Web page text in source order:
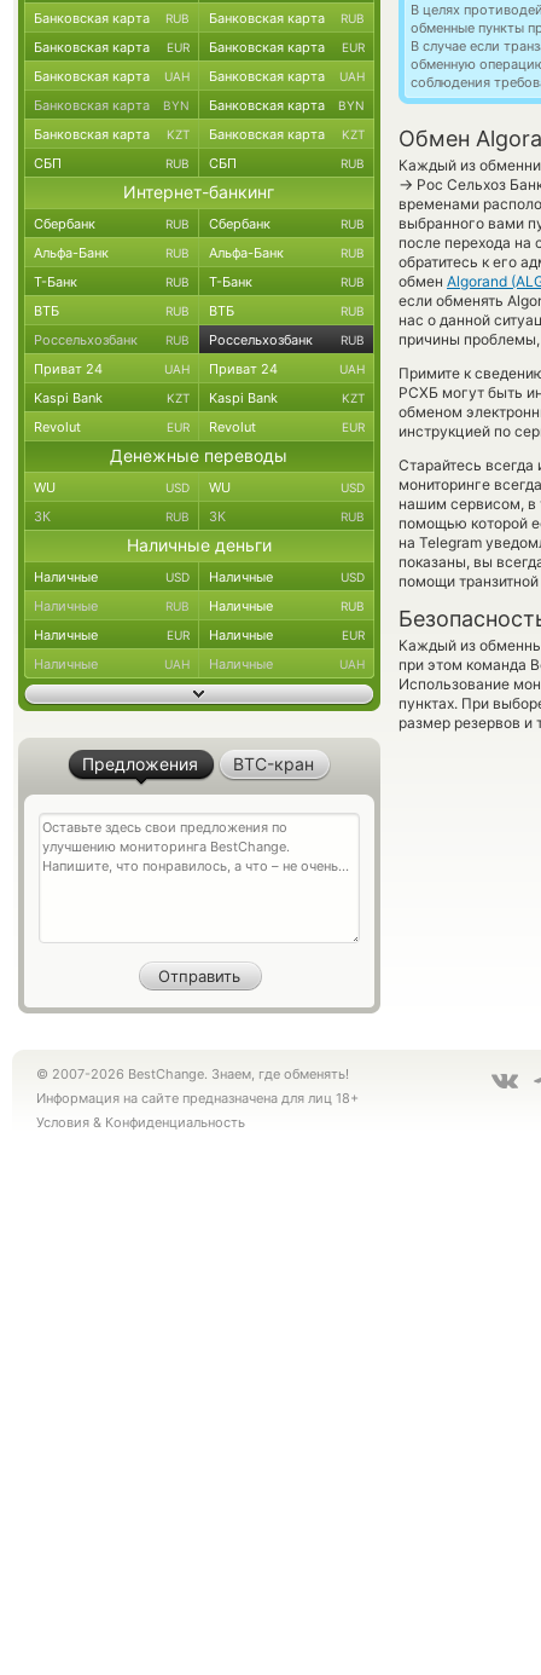
В целях
обменные пункты
В случае если
обменную
соблюдения
Обмен
Каждый из
→ Рос Сельхоз
временами
выбранного вами
после перехода
обратитесь к его
обмен Algorand
если обменять
нас о данной
причины
Примите к
РСХБ могут быть
обменом
инструкцией по
Старайтесь всегда
мониторинге
нашим сервисом, в
помощью которой
на Telegram
показаны, вы
помощи
Каждый из
при этом команда
Использование
пунктах. При
размер резервов и
Банковская карта RUB Банковская карта RUB
Банковская карта EUR Банковская карта EUR
Банковская карта UAH Банковская карта UAH
Банковская карта BYN Банковская карта BYN
Банковская карта KZT Банковская карта KZT
СБП RUB СБП RUB
Интернет-банкинг
Сбербанк RUB Сбербанк RUB
Альфа-Банк RUB Альфа-Банк RUB
Т-Банк RUB Т-Банк RUB
ВТБ RUB ВТБ RUB
Россельхозбанк RUB Россельхозбанк RUB
Приват 24 UAH Приват 24 UAH
Kaspi Bank KZT Kaspi Bank KZT
Revolut EUR Revolut EUR
Денежные переводы
WU USD WU USD
ЗК RUB ЗК RUB
Наличные деньги
Наличные USD Наличные USD
Наличные RUB Наличные RUB
Наличные EUR Наличные EUR
Наличные UAH Наличные UAH
Предложения BTC-кран
© 2007-2026 BestChange. Знаем, где обменять!
Информация на сайте предназначена для лиц 18+
Условия & Конфиденциальность